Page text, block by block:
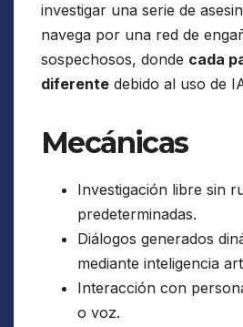
investigar una serie de
navega por una red de
sospechosos, donde cada
diferente debido al uso de
Mecánicas
Investigación libre sin
predeterminadas.
Diálogos generados
mediante inteligencia
Interacción con
o voz.